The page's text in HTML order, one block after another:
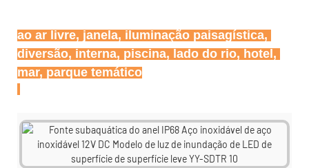
ao ar livre, janela, iluminação paisagística,
diversão, interna, piscina, lado do rio, hotel,